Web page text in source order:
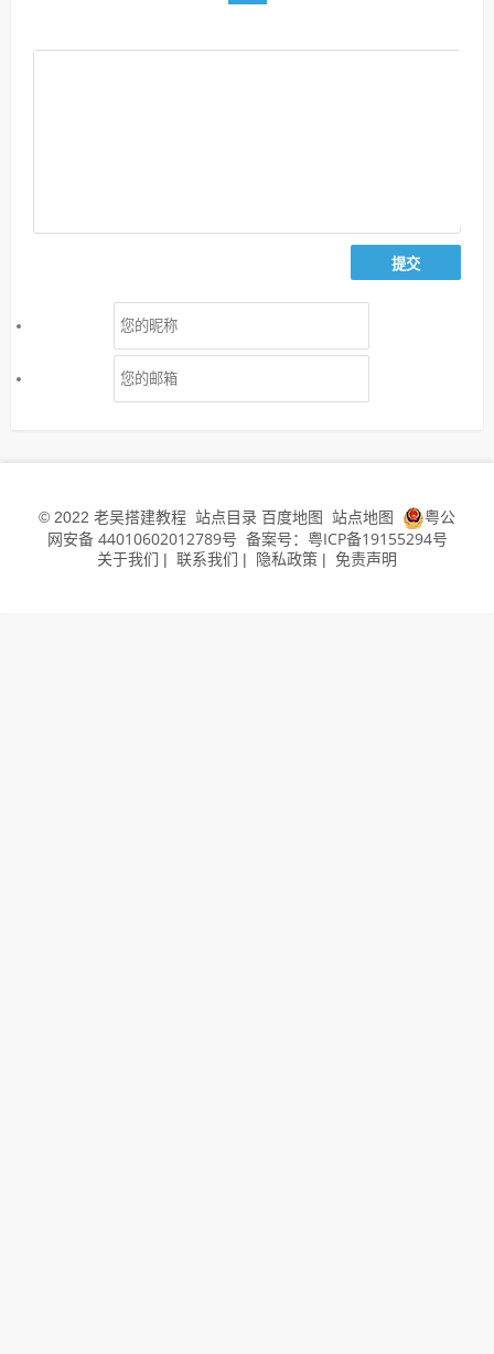
© 2022 老吴搭建教程 站点目录 百度地图 站点地图
粤公
网安备 44010602012789号 备案号：粤ICP备19155294号
关于我们 | 联系我们 | 隐私政策 | 免责声明